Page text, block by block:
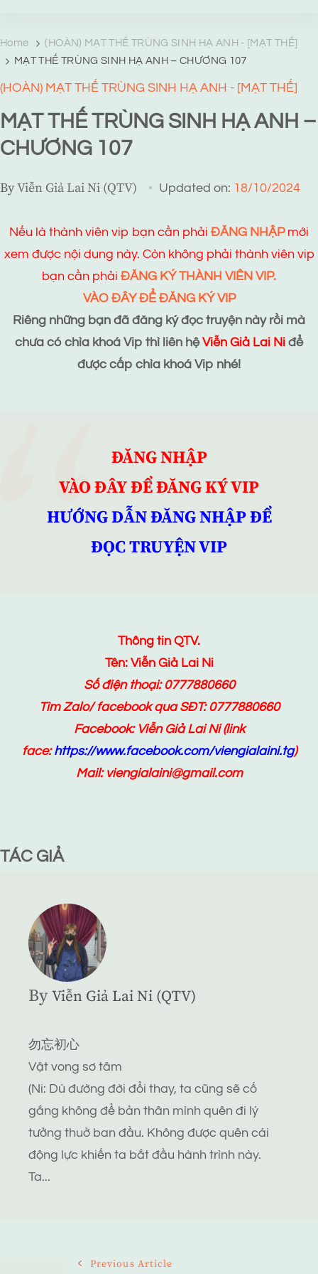
Home
(HOÀN) MẠT THẾ TRÙNG SINH HẠ ANH - [MẠT THẾ]
MẠT THẾ TRÙNG SINH HẠ ANH – CHƯƠNG 107
(HOÀN) MẠT THẾ TRÙNG SINH HẠ ANH - [MẠT THẾ]
MẠT THẾ TRÙNG SINH HẠ ANH –
CHƯƠNG 107
ByViễn Giả Lai Ni (QTV) Updated on: 18/10/2024
Nếu là thành viên vip bạn cần phải ĐĂNG NHẬPmới
xem được nội dung này. Còn không phải thành viên vip
bạn cần phải ĐĂNG KÝ THÀNH VIÊN VIP.
VÀO ĐÂY ĐỂ ĐĂNG KÝ VIP
Riêng những bạn đã đăng ký đọc truyện này rồi mà
chưa có chìa khoá Vip thì liên hệViễn Giả Lai Ni để
được cấp chìa khoá Vip nhé!
ĐĂNG NHẬP
VÀO ĐÂY ĐỂ ĐĂNG KÝ VIP
HƯỚNG DẪN ĐĂNG NHẬP ĐỂ
ĐỌC TRUYỆN VIP
Thông tin QTV.
Tên: Viễn Giả Lai Ni
Số điện thoại: 0777880660
Tìm Zalo/ facebook qua SĐT: 0777880660
Facebook: Viễn Giả Lai Ni(link
face:https://www.facebook.com/viengialaini.tg)
Mail: viengialaini@gmail.com
TÁC GIẢ
By Viễn Giả Lai Ni (QTV)
勿忘初心
Vật vong sơ tâm
(Ni: Dù đường đời đổi thay, ta cũng sẽ cố
gắng không để bản thân mình quên đi lý
tưởng thuở ban đầu. Không được quên cái
động lực khiến ta bắt đầu hành trình này.
Ta...
Previous Article